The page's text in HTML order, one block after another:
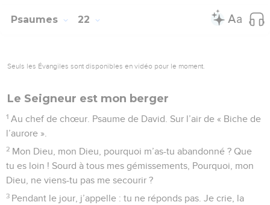
Il t’avait demandé la vie, tu la lui as donnée Et tu vas
toi, il est revêtu de splendeur et d’honneur.
combles son bonheur par la clarté de ta présence.
Car le roi met sa confiance en l’Éternel, son Dieu, Protégé
par sa bienveillance, il ne chancelle pas.
Tu vas frapper tes ennemis, atteindre tes rivaux.
10
Ils seront dans une fournaise quand tu apparaîtras. Dans sa
colère, le Seigneur les consumera tous.
11
Tu extirperas de la terre les fils de leurs enfants. Tu vas